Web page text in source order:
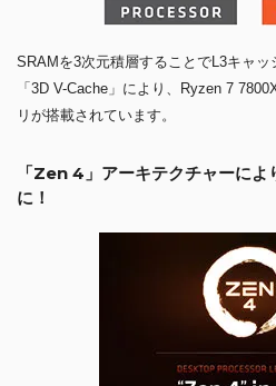
SRAMを3次元積層することでL3キャッ
「3D V-Cache」により、Ryzen 7
リが搭載されています。
「Zen 4」アーキテクチャーに
に！